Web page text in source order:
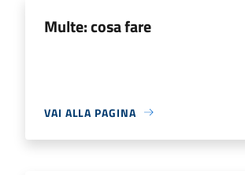
Multe: cosa fare
VAI ALLA PAGINA